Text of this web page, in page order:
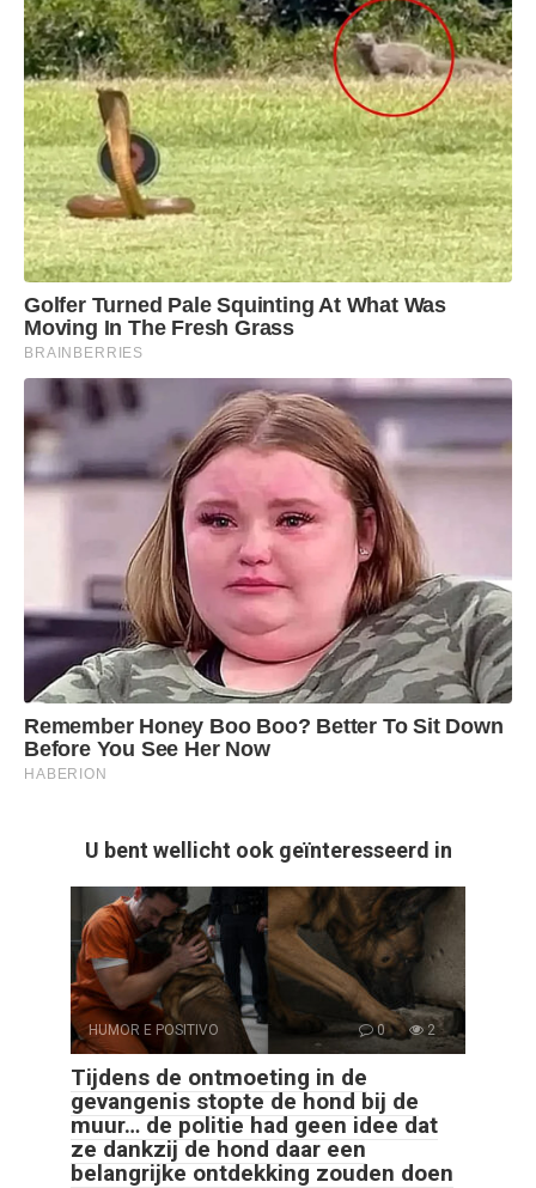
U bent wellicht ook geïnteresseerd in
HUMOR E POSITIVO 0 2
Tijdens de ontmoeting in de
gevangenis stopte de hond bij de
muur… de politie had geen idee dat
ze dankzij de hond daar een
belangrijke ontdekking zouden doen